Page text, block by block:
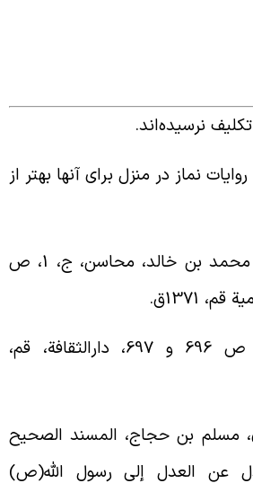
نرسیده‌اند.
نماز در منزل برای آنها بهتر از
. برقى، احمد بن محمد بن خالد، محاسن، ج، 1، ص
. طوسی، امالی، ص 696 و 697، دارالثقافة، قم،
مسلم بن حجاج، المسند الصحیح
عن العدل إلی رسول الله(ص)